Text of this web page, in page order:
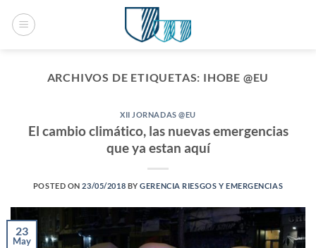
ARCHIVOS DE ETIQUETAS: IHOBE @EU
XII JORNADAS @EU
El cambio climático, las nuevas emergencias
que ya estan aquí
POSTED ON23/05/2018 BYGERENCIA RIESGOS Y EMERGENCIAS
23
May